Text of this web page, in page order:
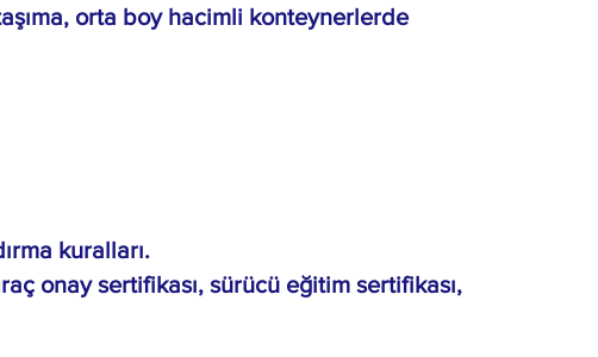
orta boy hacimli konteynerlerde
kuralları.
onay sertifikası, sürücü eğitim sertifikası,